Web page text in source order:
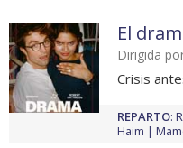
El
Dirigida
Crisis
REPARTO:
Haim